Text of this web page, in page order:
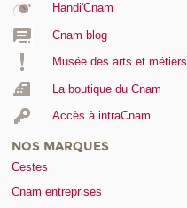
Handi'Cnam
Cnam blog
Musée des arts et métiers
La boutique du Cnam
Accès à intraCnam
NOS MARQUES
Cestes
Cnam entreprises